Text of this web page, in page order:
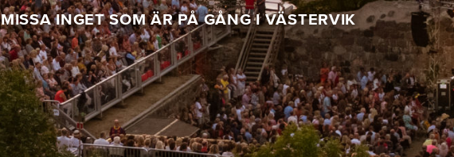
MISSA INGET SOM ÄR PÅ GÅNG I VÄSTERVIK